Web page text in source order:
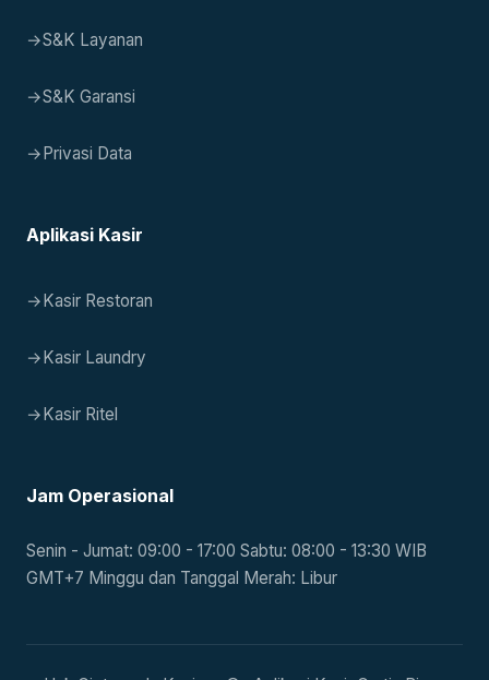
→S&K Layanan
→S&K Garansi
→Privasi Data
Aplikasi Kasir
→Kasir Restoran
→Kasir Laundry
→Kasir Ritel
Jam Operasional
Senin - Jumat: 09:00 - 17:00 Sabtu: 08:00 - 13:30 WIB
GMT+7 Minggu dan Tanggal Merah: Libur